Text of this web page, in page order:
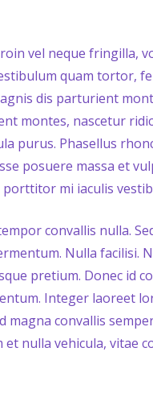
vel neque fringilla,
quam tortor,
dis parturient
montes, nascetur
purus. Phasellus
posuere massa et
mi iaculis
convallis nulla.
Nulla facilisi.
pretium. Donec id
Integer laoreet
magna convallis
nulla vehicula, vitae